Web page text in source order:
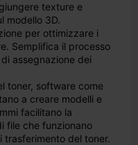
texture e
modello 3D.
per ottimizzare i
Semplifica il processo
assegnazione dei
toner, software come
a creare modelli e
facilitano la
file che funzionano
del toner.